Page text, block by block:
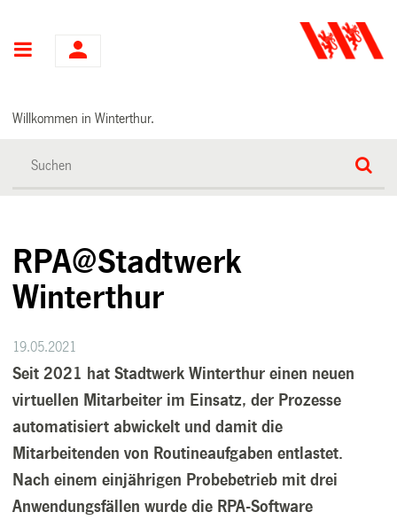
Hauptnavigation
Willkommen in Winterthur.
RPA@Stadtwerk
Winterthur
19.05.2021
Seit 2021 hat Stadtwerk Winterthur einen neuen
virtuellen Mitarbeiter im Einsatz, der Prozesse
automatisiert abwickelt und damit die
Mitarbeitenden von Routineaufgaben entlastet.
Nach einem einjährigen Probebetrieb mit drei
Anwendungsfällen wurde die RPA-Software